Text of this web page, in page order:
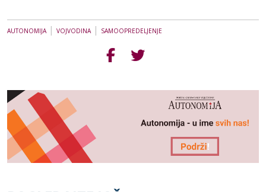
AUTONOMIJA| VOJVODINA| SAMOOPREDELJENJE